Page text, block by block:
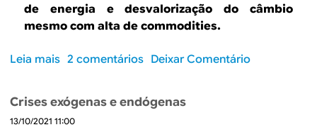
m
c
a
de energia e desvalorização do câmbio
mesmo com alta de commodities.
Leia mais
r
e
2 comentários Deixar Comentário
Crises exógenas e endógenas
13/10/2021 11:00